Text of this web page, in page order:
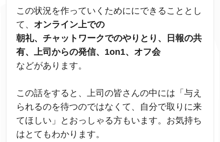
この状況を作っていくためににできることとし
て、 オンライン上での
朝礼、チャットワークでのやりとり、日報の共
有、上司からの発信、1on1、オフ会
などがあります。
この話をすると、上司の皆さんの中には「与え
られるのを待つのではなくて、自分で取りに来
てほしい」とおっしゃる方もいます。お気持ち
はとてもわかります。